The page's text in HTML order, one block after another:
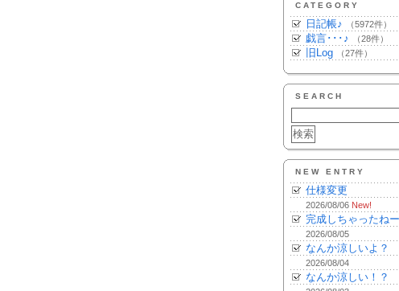
CATEGORY
日記帳♪ （5972件）
戯言･･･♪ （28件）
旧Log （27件）
SEARCH
NEW ENTRY
仕様変更
2026/08/06 New!
完成しちゃったね
2026/08/05
なんか涼しいよ？
2026/08/04
なんか涼しい！？